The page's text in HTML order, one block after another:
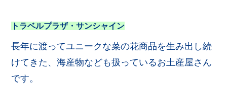
トラベルプラザ・サンシャイン
長年に渡ってユニークな菜の花商品を生み出し続
けてきた、海産物なども扱っているお土産屋さん
です。